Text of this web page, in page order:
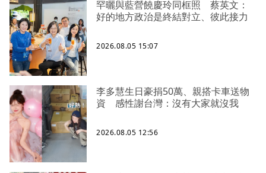
罕曬與藍營饒慶玲同框照 蔡英文：
好的地方政治是終結對立、彼此接力
2026.08.05 15:07
李多慧生日豪捐50萬、親搭卡車送物
資 感性謝台灣：沒有大家就沒我
2026.08.05 12:56